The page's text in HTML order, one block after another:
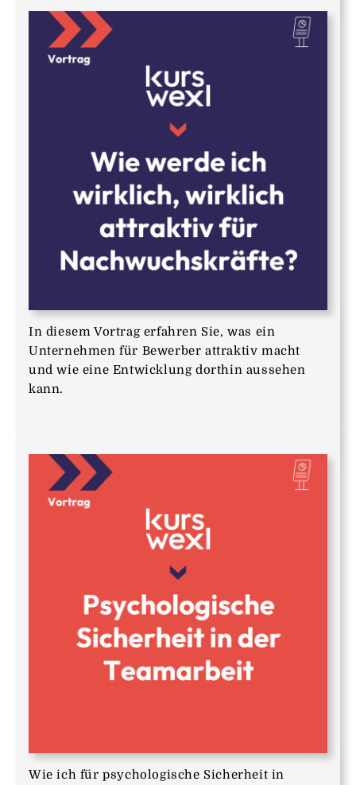
In diesem Vortrag erfahren Sie, was ein
Unternehmen für Bewerber attraktiv macht
und wie eine Entwicklung dorthin aussehen
kann.
Wie ich für psychologische Sicherheit in